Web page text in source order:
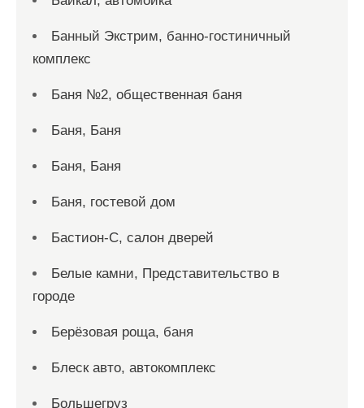
Банный Экстрим, банно-гостиничный
комплекс
Баня №2, общественная баня
Баня, Баня
Баня, Баня
Баня, гостевой дом
Бастион-С, салон дверей
Белые камни, Представительство в
городе
Берёзовая роща, баня
Блеск авто, автокомплекс
Большегруз